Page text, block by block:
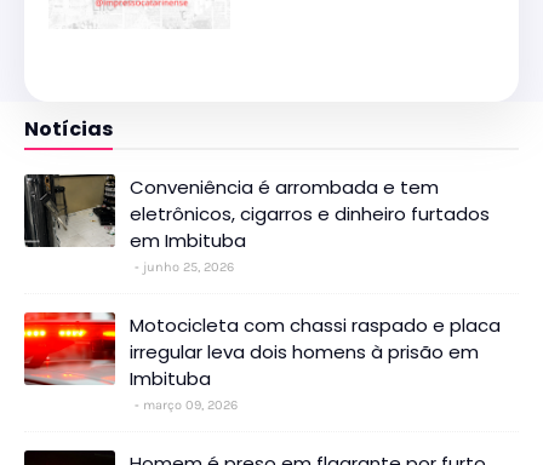
Notícias
Conveniência é arrombada e tem
eletrônicos, cigarros e dinheiro furtados
em Imbituba
junho 25, 2026
Motocicleta com chassi raspado e placa
irregular leva dois homens à prisão em
Imbituba
março 09, 2026